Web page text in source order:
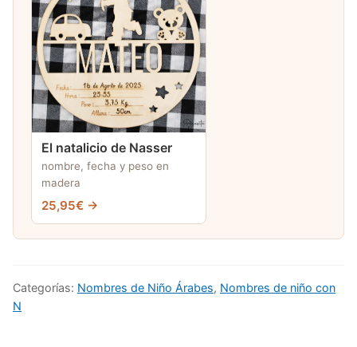
El natalicio de Nasser
nombre, fecha y peso en
madera
25,95€ →
Categorías: Nombres de Niño Árabes, Nombres de niño con
N